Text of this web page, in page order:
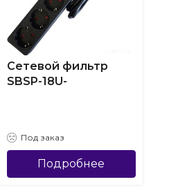
Сетевой фильтр
SBSP-18U-
Под заказ
Подробнее